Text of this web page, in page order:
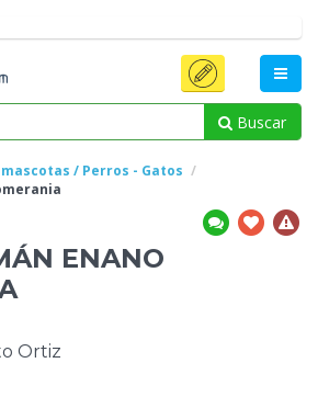
Buscar
/ Perros - Gatos
ENANO
Ortiz